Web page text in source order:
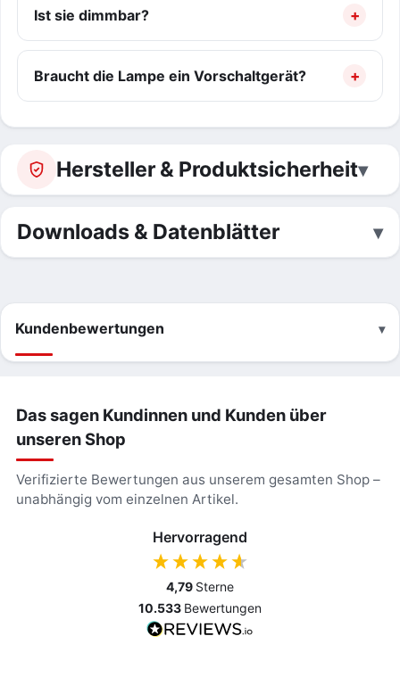
Ist sie dimmbar?
Braucht die Lampe ein Vorschaltgerät?
Hersteller & Produktsicherheit
Downloads & Datenblätter
Kundenbewertungen
Das sagen Kundinnen und Kunden über
unseren Shop
Verifizierte Bewertungen aus unserem gesamten Shop –
unabhängig vom einzelnen Artikel.
Hervorragend
4,79 Sterne
10.533 Bewertungen